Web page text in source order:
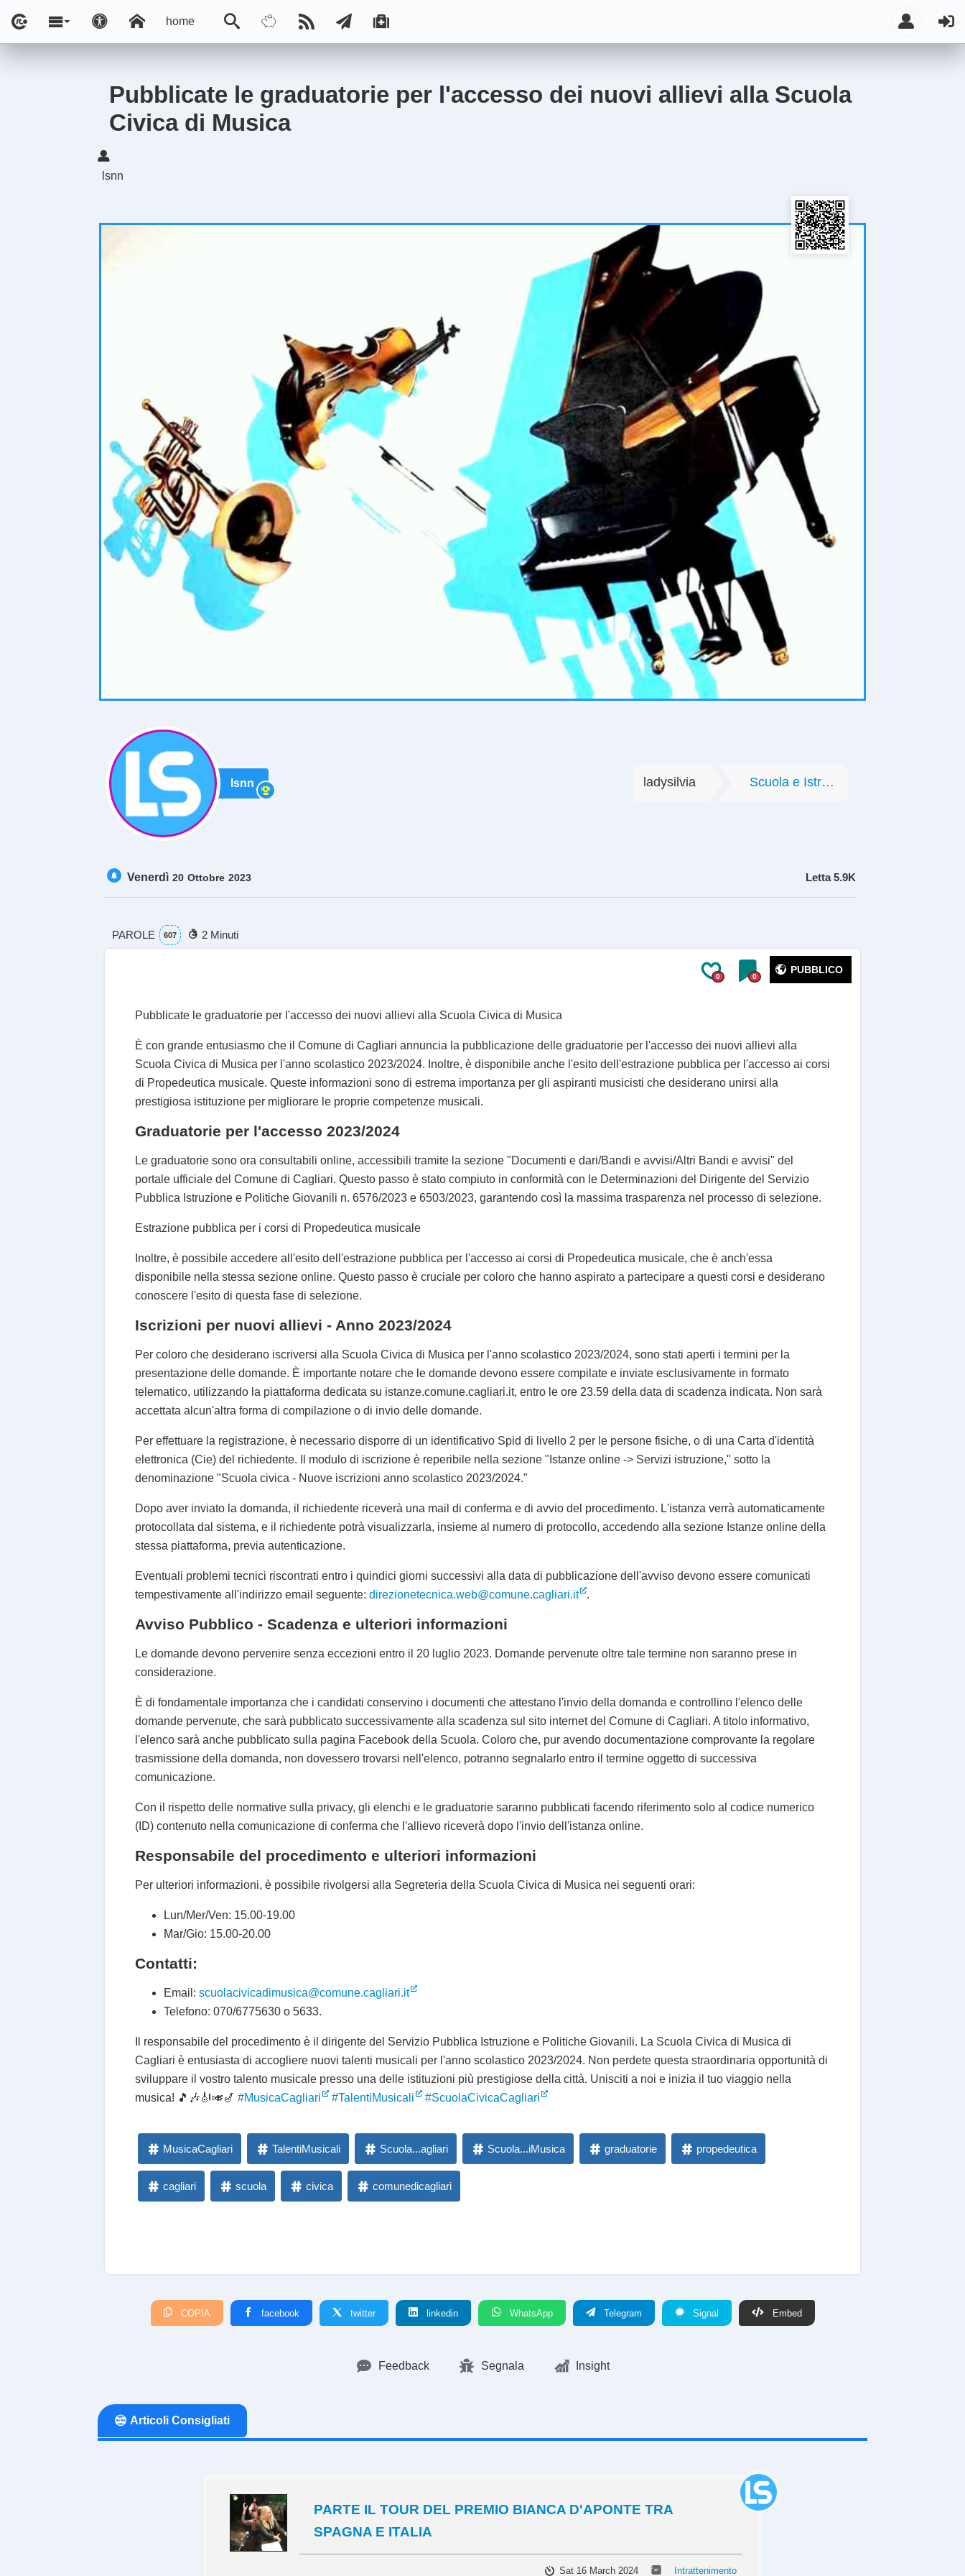
home
Pubblicate le graduatorie per l'accesso dei nuovi allievi alla Scuola
Civica di Musica
lsnn
lsnn ladysilvia Scuola e Istruzione
Letta5.9K
Venerdì 20 Ottobre 2023
PAROLE 607 2 Minuti
0 0
PUBBLICO
Pubblicate le graduatorie per l'accesso dei nuovi allievi alla Scuola Civica di Musica
È con grande entusiasmo che il Comune di Cagliari annuncia la pubblicazione delle graduatorie per l'accesso dei nuovi allievi alla
Scuola Civica di Musica per l'anno scolastico 2023/2024. Inoltre, è disponibile anche l'esito dell'estrazione pubblica per l'accesso ai corsi
di Propedeutica musicale. Queste informazioni sono di estrema importanza per gli aspiranti musicisti che desiderano unirsi alla
prestigiosa istituzione per migliorare le proprie competenze musicali.
Graduatorie per l'accesso 2023/2024
Le graduatorie sono ora consultabili online, accessibili tramite la sezione "Documenti e dari/Bandi e avvisi/Altri Bandi e avvisi" del
portale ufficiale del Comune di Cagliari. Questo passo è stato compiuto in conformità con le Determinazioni del Dirigente del Servizio
Pubblica Istruzione e Politiche Giovanili n. 6576/2023 e 6503/2023, garantendo così la massima trasparenza nel processo di selezione.
Estrazione pubblica per i corsi di Propedeutica musicale
Inoltre, è possibile accedere all'esito dell'estrazione pubblica per l'accesso ai corsi di Propedeutica musicale, che è anch'essa
disponibile nella stessa sezione online. Questo passo è cruciale per coloro che hanno aspirato a partecipare a questi corsi e desiderano
conoscere l'esito di questa fase di selezione.
Iscrizioni per nuovi allievi - Anno 2023/2024
Per coloro che desiderano iscriversi alla Scuola Civica di Musica per l'anno scolastico 2023/2024, sono stati aperti i termini per la
presentazione delle domande. È importante notare che le domande devono essere compilate e inviate esclusivamente in formato
telematico, utilizzando la piattaforma dedicata su istanze.comune.cagliari.it, entro le ore 23.59 della data di scadenza indicata. Non sarà
accettata alcun'altra forma di compilazione o di invio delle domande.
Per effettuare la registrazione, è necessario disporre di un identificativo Spid di livello 2 per le persone fisiche, o di una Carta d'identità
elettronica (Cie) del richiedente. Il modulo di iscrizione è reperibile nella sezione "Istanze online -> Servizi istruzione," sotto la
denominazione "Scuola civica - Nuove iscrizioni anno scolastico 2023/2024."
Dopo aver inviato la domanda, il richiedente riceverà una mail di conferma e di avvio del procedimento. L'istanza verrà automaticamente
protocollata dal sistema, e il richiedente potrà visualizzarla, insieme al numero di protocollo, accedendo alla sezione Istanze online della
stessa piattaforma, previa autenticazione.
Eventuali problemi tecnici riscontrati entro i quindici giorni successivi alla data di pubblicazione dell'avviso devono essere comunicati
tempestivamente all'indirizzo email seguente: direzionetecnica.web@comune.cagliari.it .
Avviso Pubblico - Scadenza e ulteriori informazioni
Le domande devono pervenire senza eccezioni entro il 20 luglio 2023. Domande pervenute oltre tale termine non saranno prese in
considerazione.
È di fondamentale importanza che i candidati conservino i documenti che attestano l'invio della domanda e controllino l'elenco delle
domande pervenute, che sarà pubblicato successivamente alla scadenza sul sito internet del Comune di Cagliari. A titolo informativo,
l'elenco sarà anche pubblicato sulla pagina Facebook della Scuola. Coloro che, pur avendo documentazione comprovante la regolare
trasmissione della domanda, non dovessero trovarsi nell'elenco, potranno segnalarlo entro il termine oggetto di successiva
comunicazione.
Con il rispetto delle normative sulla privacy, gli elenchi e le graduatorie saranno pubblicati facendo riferimento solo al codice numerico
(ID) contenuto nella comunicazione di conferma che l'allievo riceverà dopo l'invio dell'istanza online.
Responsabile del procedimento e ulteriori informazioni
Per ulteriori informazioni, è possibile rivolgersi alla Segreteria della Scuola Civica di Musica nei seguenti orari:
Lun/Mer/Ven: 15.00-19.00
Mar/Gio: 15.00-20.00
Contatti:
Email: scuolacivicadimusica@comune.cagliari.it
Telefono: 070/6775630 o 5633.
Il responsabile del procedimento è il dirigente del Servizio Pubblica Istruzione e Politiche Giovanili. La Scuola Civica di Musica di
Cagliari è entusiasta di accogliere nuovi talenti musicali per l'anno scolastico 2023/2024. Non perdete questa straordinaria opportunità di
sviluppare il vostro talento musicale presso una delle istituzioni più prestigiose della città. Unisciti a noi e inizia il tuo viaggio nella
musica! 🎵🎶🎻🎺🎷 #MusicaCagliari #TalentiMusicali #ScuolaCivicaCagliari
MusicaCagliari TalentiMusicali Scuola...agliari Scuola...iMusica graduatorie propedeutica
cagliari scuola civica comunedicagliari
COPIA facebook twitter linkedin WhatsApp Telegram Signal Embed
Feedback Segnala Insight
Articoli Consigliati
PARTE IL TOUR DEL PREMIO BIANCA D'APONTE TRA
SPAGNA E ITALIA
Sat 16 March 2024 Intrattenimento